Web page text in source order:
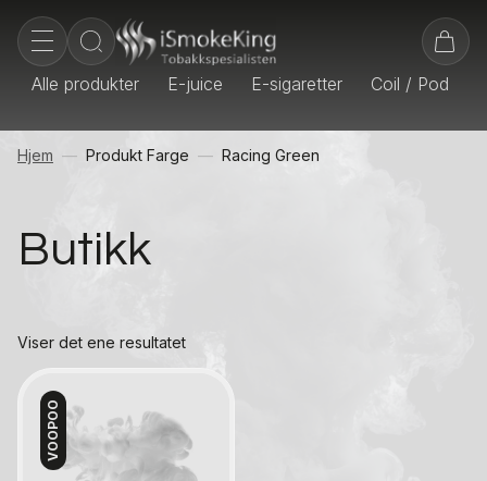
Alle produkter E-juice E-sigaretter Coil / Pod
Hjem Produkt Farge Racing Green
Butikk
Viser det ene resultatet
VOOPOO
Kontakt oss